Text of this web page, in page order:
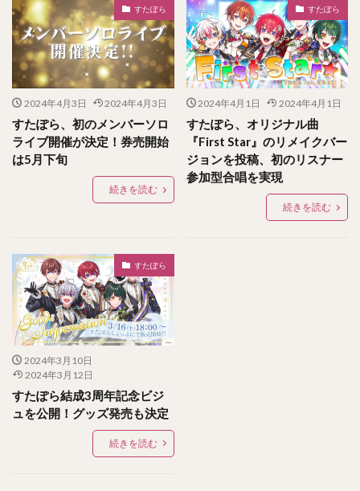
すたぽら
2024年4月3日 2024年4月3日
すたぽら、初のメンバーソロ
ライブ開催が決定！券売開始
は5月下旬
続きを読む
すたぽら
2024年4月1日 2024年4月1日
すたぽら、オリジナル曲
『First Star』のリメイクバー
ジョンを投稿、初のリスナー
参加型合唱を実現
続きを読む
すたぽら
2024年3月10日
2024年3月12日
すたぽら結成3周年記念ビジ
ュを公開！グッズ発売も決定
続きを読む